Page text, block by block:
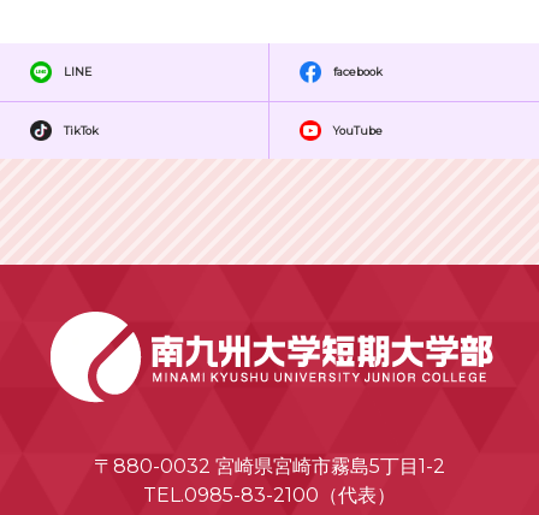
LINE facebook
TikTok YouTube
〒880-0032 宮崎県宮崎市霧島5丁目1-2
TEL.0985-83-2100（代表）